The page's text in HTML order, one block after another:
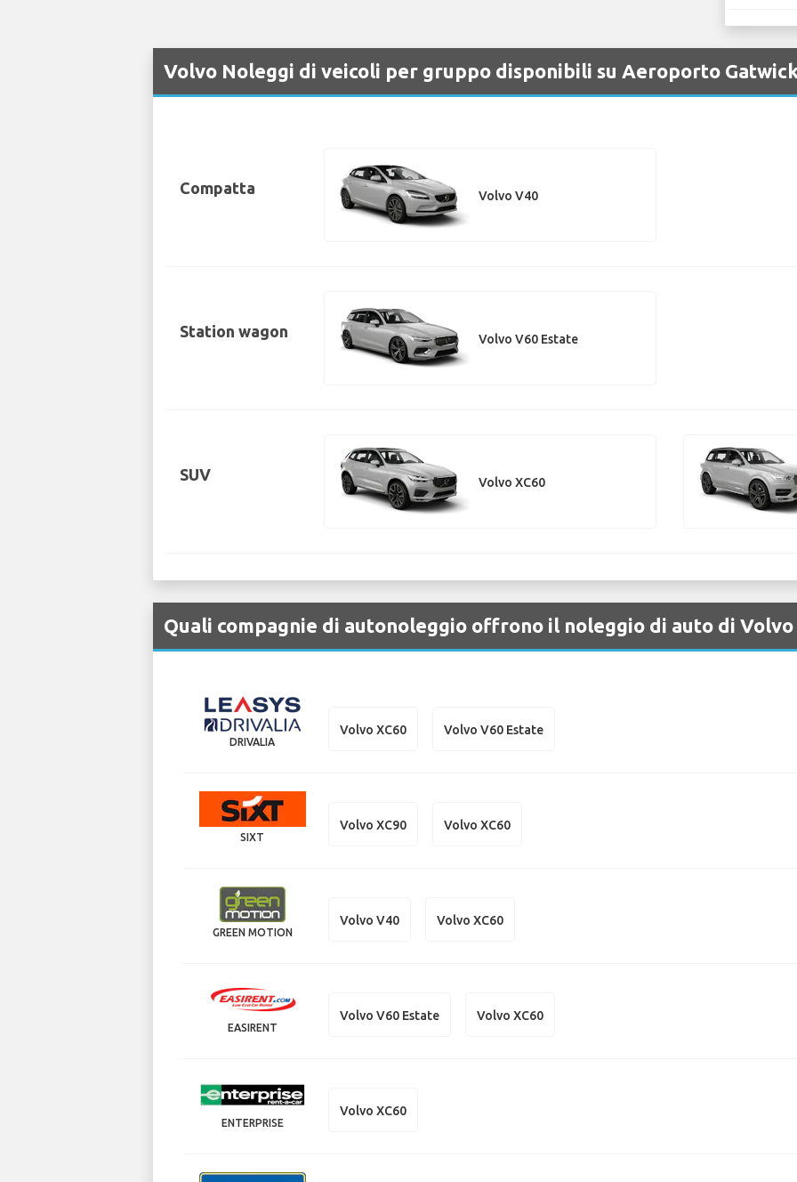
Volvo Noleggi di veicoli per gruppo disponibili su Aeroporto
Compatta Volvo V40
Station wagon Volvo V60 Estate
SUV Volvo XC60
Quali compagnie di autonoleggio offrono il noleggio di auto di
DRIVALIA
Volvo XC60 Volvo V60 Estate
SIXT
Volvo XC90 Volvo XC60
GREEN MOTION
Volvo V40 Volvo XC60
EASIRENT
Volvo V60 Estate Volvo XC60
ENTERPRISE
Volvo XC60